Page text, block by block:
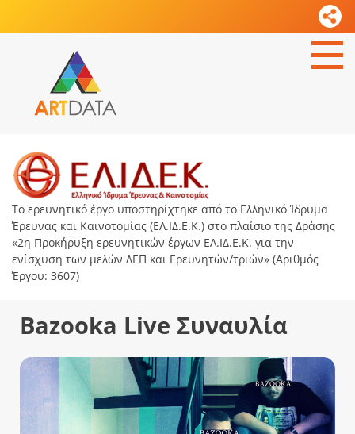
Το ερευνητικό έργο υποστηρίχτηκε από το Ελληνικό Ίδρυμα
Έρευνας και Καινοτομίας (ΕΛ.ΙΔ.Ε.Κ.) στο πλαίσιο της Δράσης
«2η Προκήρυξη ερευνητικών έργων ΕΛ.ΙΔ.Ε.Κ. για την
ενίσχυση των μελών ΔΕΠ και Ερευνητών/τριών» (Αριθμός
Έργου: 3607)
Bazooka Live Συναυλία